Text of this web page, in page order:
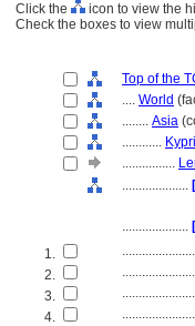
Click the
icon to view the
Check the boxes to view
Top of the
.... World
........ Asia
............
................
.................... [
....................
1.
2.
3.
4.